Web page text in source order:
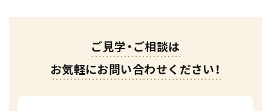
ご見学・ご相談は
お気軽にお問い合わせください！